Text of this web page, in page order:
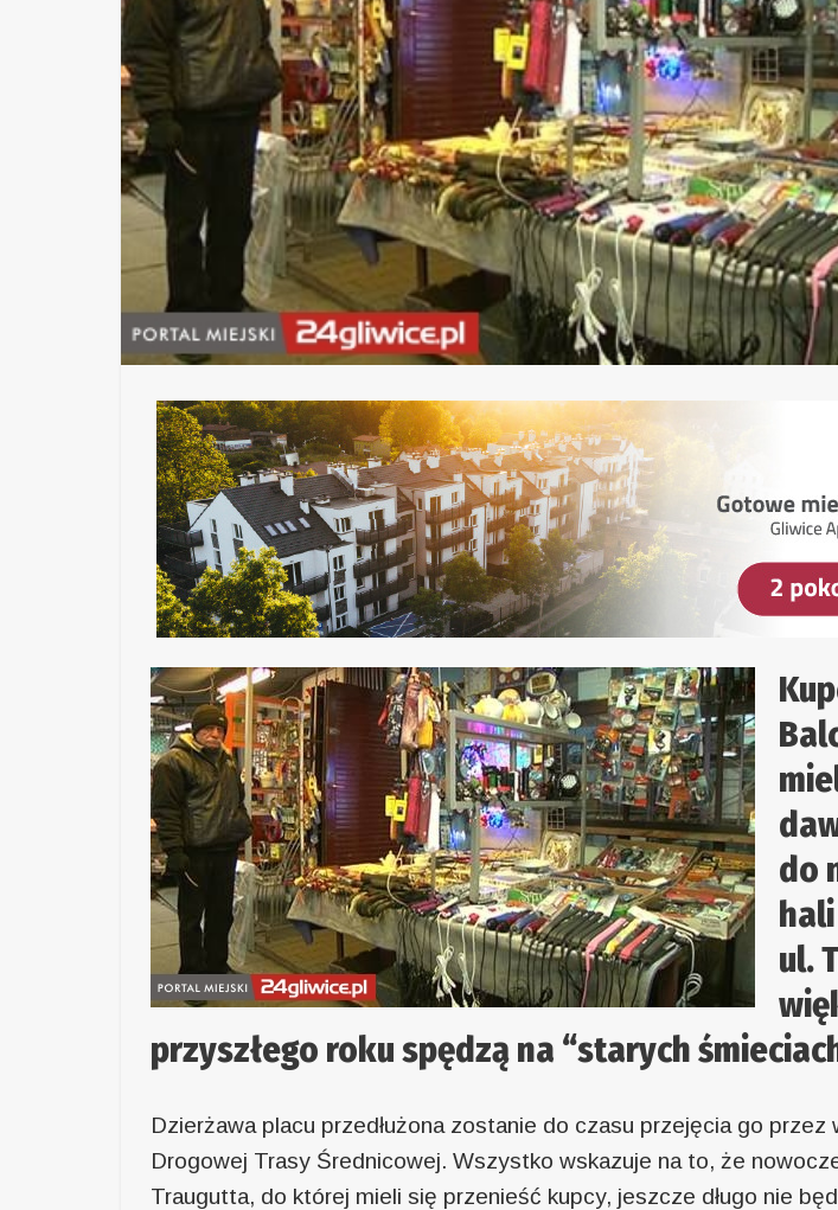
do
ul.
przyszłego roku spędzą na “starych
Dzierżawa placu przedłużona zostanie do czasu przejęcia go przez
Drogowej Trasy Średnicowej. Wszystko wskazuje na to, że
Traugutta, do której mieli się przenieść kupcy, jeszcze długo nie